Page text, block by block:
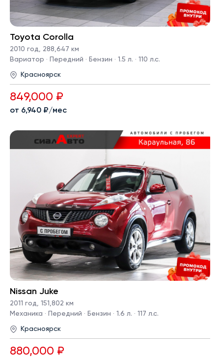
Toyota Corolla
2010 год, 288,647 км
Вариатор · Передний · Бензин · 1.5 л. · 110 л.с.
Красноярск
849,000 ₽
от 6,940 ₽/мес
Nissan Juke
2011 год, 151,802 км
Механика · Передний · Бензин · 1.6 л. · 117 л.с.
Красноярск
880,000 ₽